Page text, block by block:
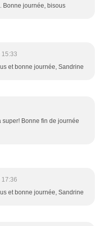
Bonne journée, bisous
et bonne journée, Sandrine
Bonne fin de journée
et bonne journée, Sandrine